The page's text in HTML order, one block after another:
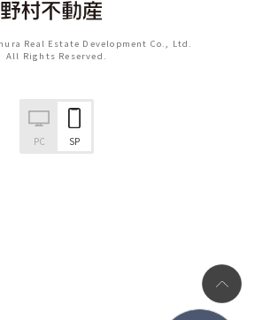
Real Estate Development Co., Ltd.
All Rights Reserved.
PC SP